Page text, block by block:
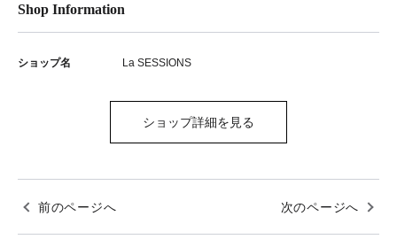
Shop Information
ショップ名 La SESSIONS
ショップ詳細を見る
前のページへ 次のページへ